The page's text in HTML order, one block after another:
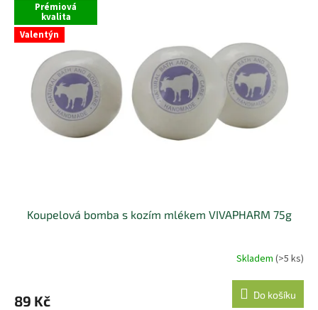
Prémiová
kvalita
Valentýn
Koupelová bomba s kozím mlékem VIVAPHARM 75g
Skladem (>5 ks)
89 Kč Do košíku